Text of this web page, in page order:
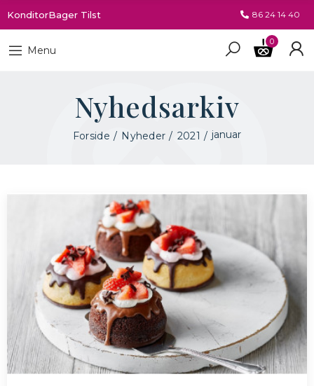
KonditorBager Tilst 86 24 14 40
Menu
0
Nyhedsarkiv
Forside Nyheder 2021 januar